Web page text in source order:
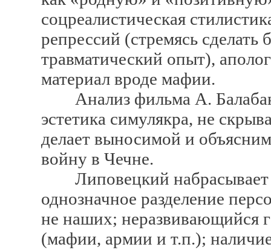
соцреалистическая
репрессий (стремясь
травматический опыт),
материал вроде мафии.
Анализ фильма А.
эстетика симулякра, не
делает выносимой и
войну в Чечне.
Липовецкий набрасывает
однозначное разделение
не наших; неразвивающийся
(мафии, армии и т.п.);